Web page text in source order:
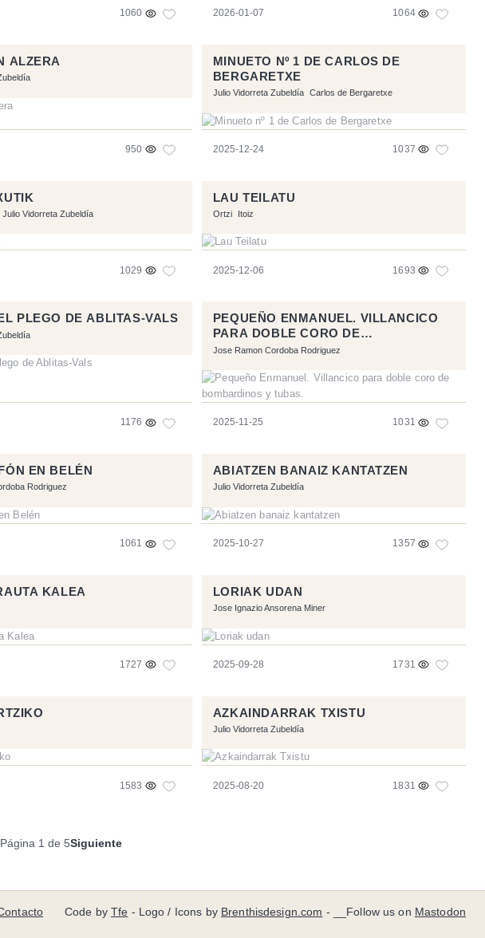
1060 2026-01-07 1064
ALZERA
950
MINUETO Nº 1 DE CARLOS DE
BERGARETXE
Julio Vidorreta Zubeldía Carlos de Bergaretxe
2025-12-24 1037
Julio Vidorreta Zubeldía
1029
LAU TEILATU
Ortzi Itoiz
2025-12-06 1693
PLEGO DE ABLITAS-VALS
1176
PEQUEÑO ENMANUEL. VILLANCICO
PARA DOBLE CORO DE
BOMBARDINOS Y TUBAS.
Jose Ramon Cordoba Rodriguez
2025-11-25 1031
EN BELÉN
Rodriguez
1061
ABIATZEN BANAIZ KANTATZEN
Julio Vidorreta Zubeldía
2025-10-27 1357
KALEA
1727
LORIAK UDAN
Jose Ignazio Ansorena Miner
2025-09-28 1731
1583
AZKAINDARRAK TXISTU
Julio Vidorreta Zubeldía
2025-08-20 1831
Página 1 de 5Siguiente
Code by Tfe - Logo / Icons by Brenthisdesign.com - __Follow us on Mastodon